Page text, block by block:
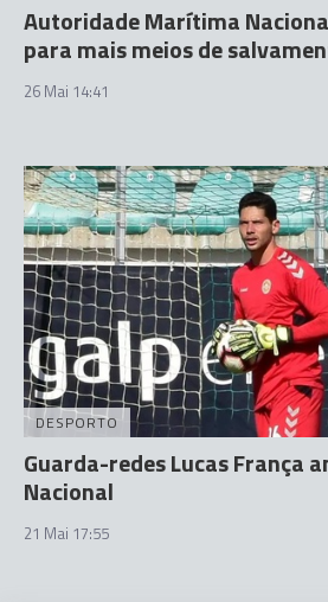
Autoridade Marítima
para mais meios de
26 Mai 14:41
DESPORTO
Guarda-redes Lucas França
Nacional
21 Mai 17:55